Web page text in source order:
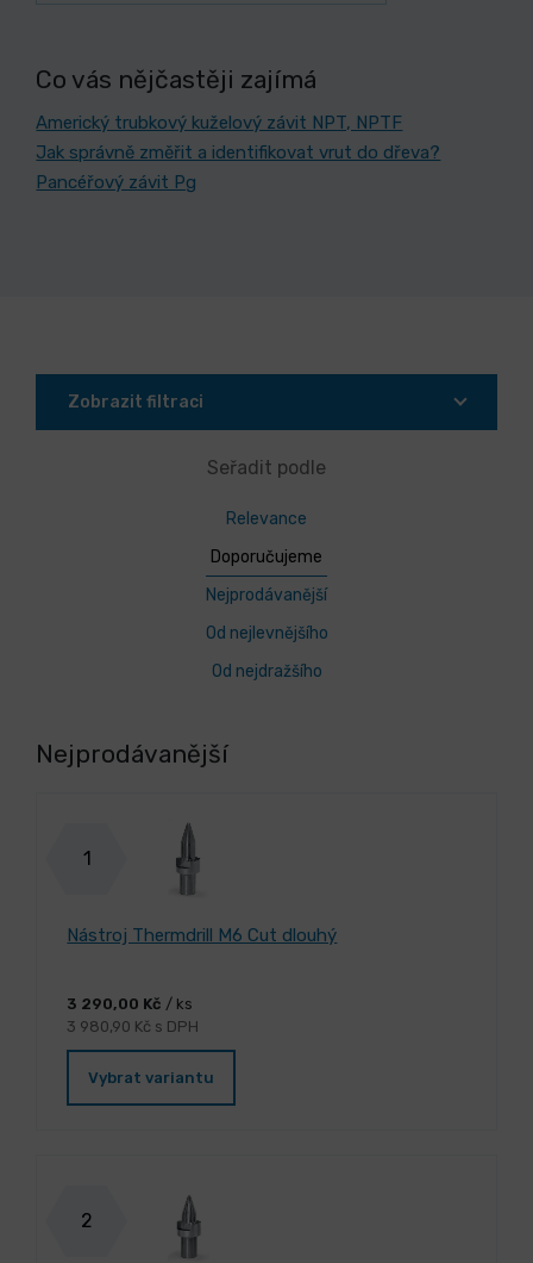
Co vás nějčastěji zajímá
Americký trubkový kuželový závit NPT, NPTF
Jak správně změřit a identifikovat vrut do dřeva?
Pancéřový závit Pg
Zobrazit filtraci
Seřadit podle
Relevance
Doporučujeme
Nejprodávanější
Od nejlevnějšího
Od nejdražšího
Nejprodávanější
1
Nástroj Thermdrill M6 Cut dlouhý
3 290,00 Kč / ks
3 980,90 Kč s DPH
Vybrat variantu
2